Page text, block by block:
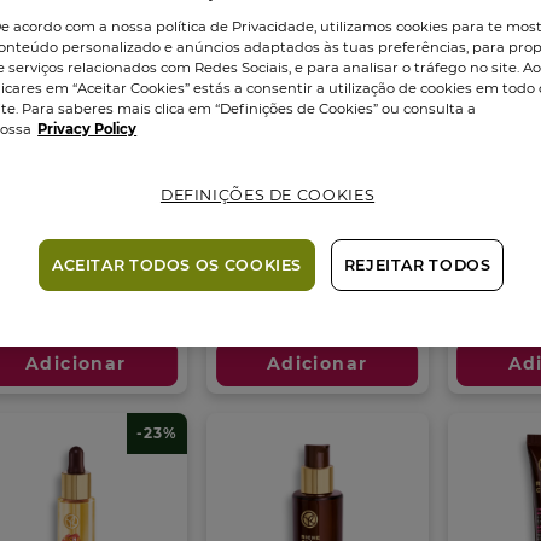
ml
(96)
Adicionar
Riche Crème Creme
4.5 (30)
estrelas.
análises
Adicionar
Riche
Boião 50
estrelas.
análises
-23%
acordo com a nossa política de Privacidade, utilizamos cookies para te
personalizado e anúncios adaptados às tuas preferências, para
serviços relacionados com Redes Sociais, e para analisar o tráfego no site. Ao
em “Aceitar Cookies” estás a consentir a utilização de cookies em todo
Para saberes mais clica em “Definições de Cookies” ou consulta a
Privacy Policy
DEFINIÇÕES DE COOKIES
REJEITAR TODOS
ACEITAR TODOS OS COOKIES